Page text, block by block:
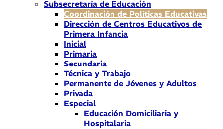
Subsecretaría de Educación
Coordinación de Políticas Educativas
Dirección de Centros Educativos de
Primera Infancia
Inicial
Primaria
Secundaria
Técnica y Trabajo
Permanente de Jóvenes y Adultos
Privada
Especial
Educación Domiciliaria y
Hospitalaria